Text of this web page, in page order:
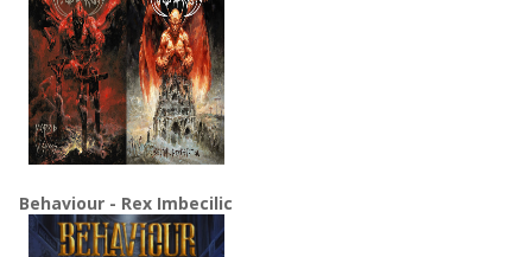
Behaviour - Rex Imbecilic